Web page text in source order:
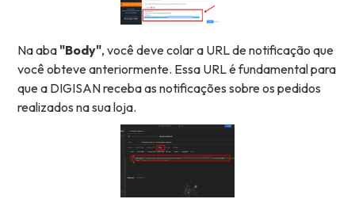
Na aba"Body", você deve colar a URL de notificação que
você obteve anteriormente. Essa URL é fundamental para
que a DIGISAN receba as notificações sobre os pedidos
realizados na sua loja.